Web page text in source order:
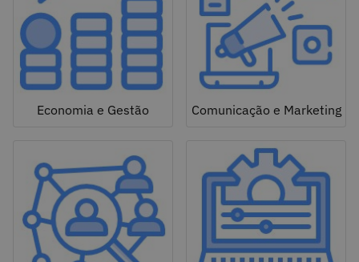
Economia e Gestão Comunicação e Marketing